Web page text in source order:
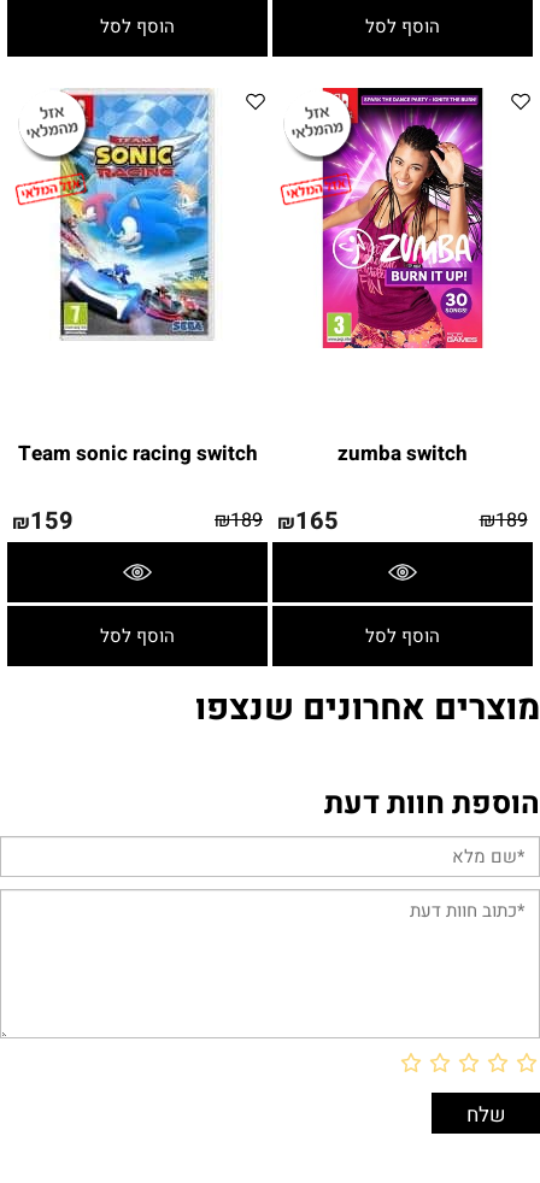
הוסף לסל הוסף לסל
zumba switch
₪189
₪165
הוסף לסל
Team sonic racing switch
₪189
₪159
הוסף לסל
מוצרים אחרונים שנצפו
הוספת חוות דעת